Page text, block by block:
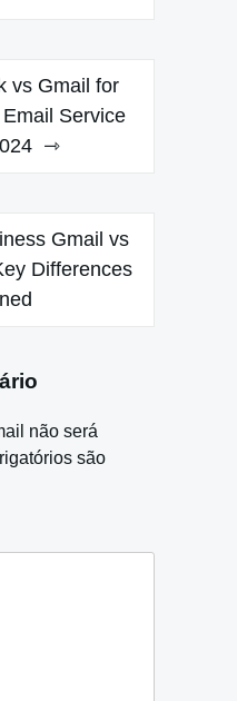
vs Gmail for
Service
Gmail vs
Differences
não será
são